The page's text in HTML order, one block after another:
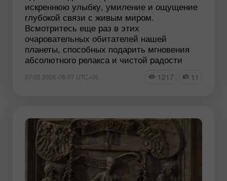
искреннюю улыбку, умиление и ощущение
глубокой связи с живым миром.
Всмотритесь еще раз в этих
очаровательных обитателей нашей
планеты, способных подарить мгновения
абсолютного релакса и чистой радости
07:05 2026-08-07 UTC+00 1217 11